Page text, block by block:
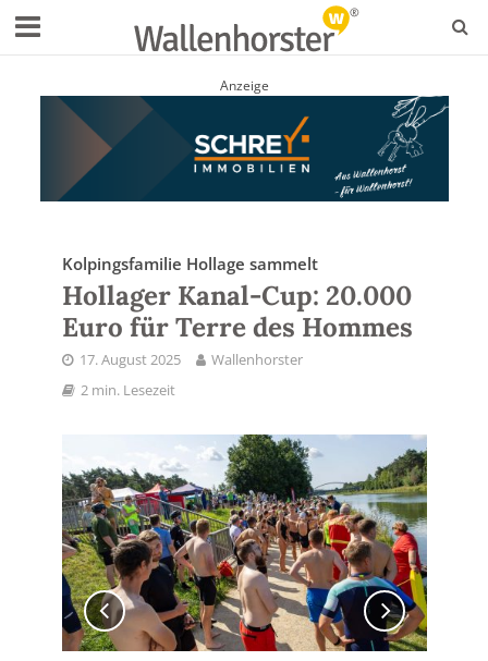
Anzeige
Kolpingsfamilie Hollage sammelt
Hollager Kanal-Cup: 20.000
Euro für Terre des Hommes
17. August 2025
Wallenhorster
2 min. Lesezeit